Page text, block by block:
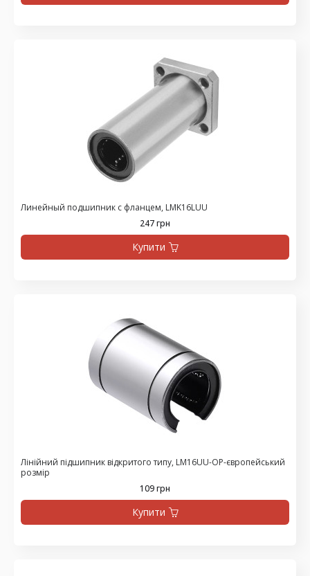
Линейный подшипник с фланцем, LMK16LUU
247 грн
Купити
Лінійний підшипник відкритого типу, LM16UU-OP-європейський
розмір
109 грн
Купити